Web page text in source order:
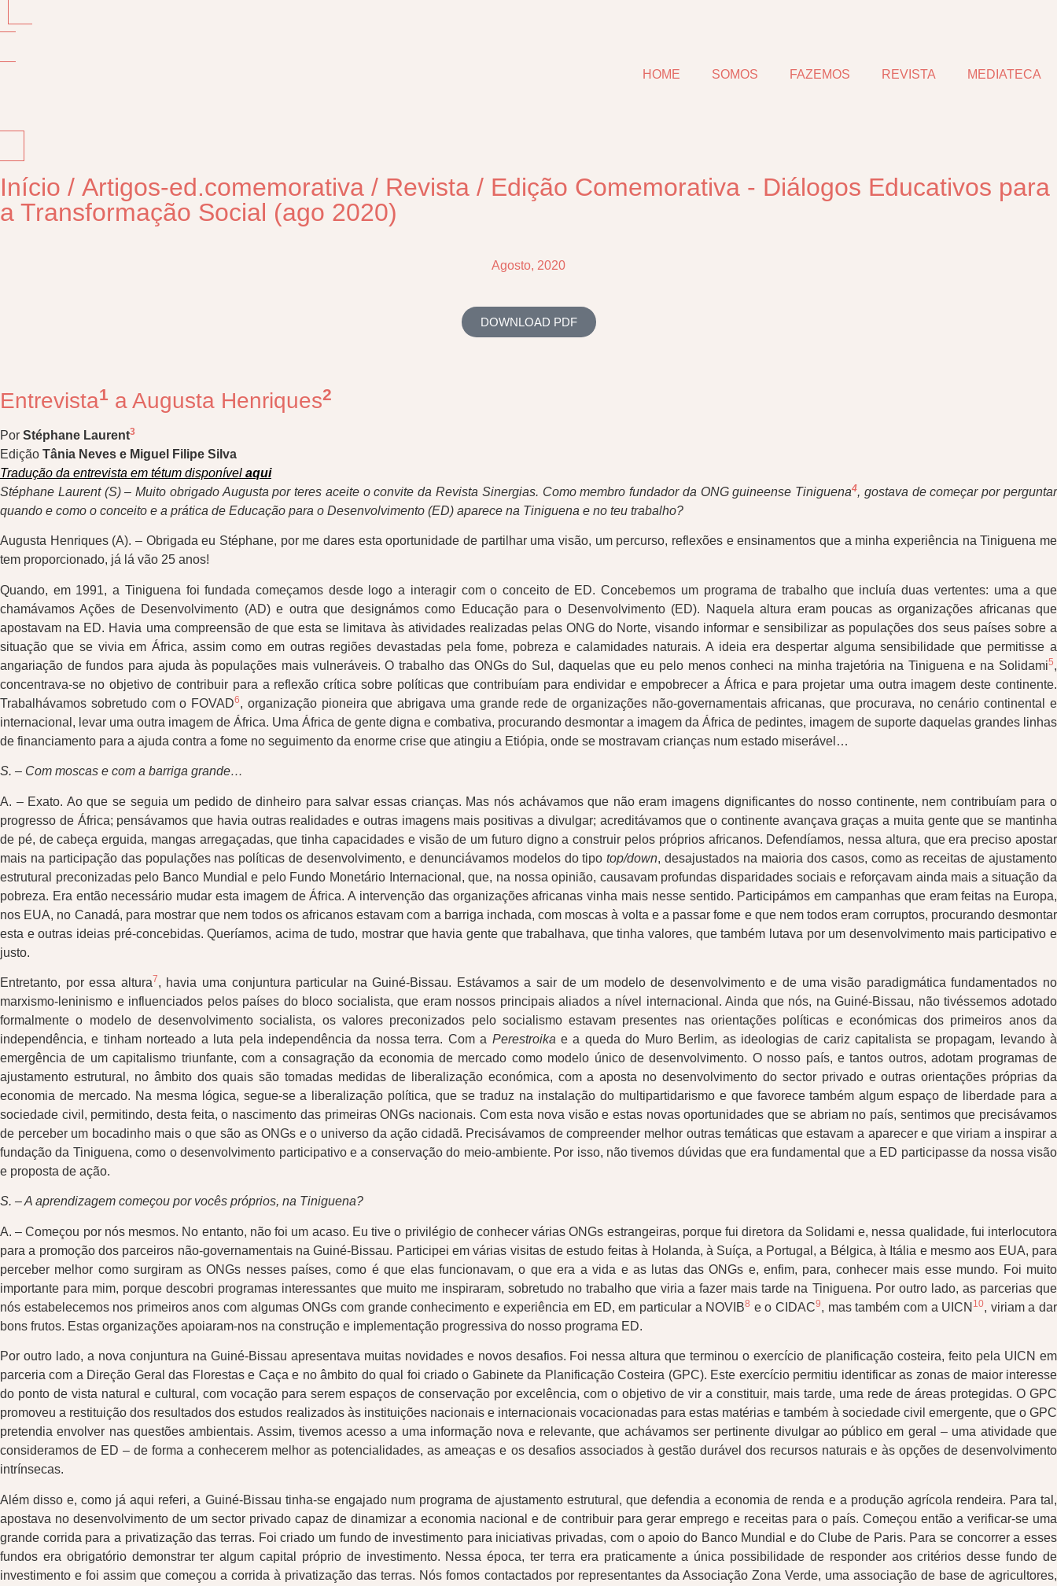
HOME SOMOS FAZEMOS REVISTA MEDIATECA
Início / Artigos-ed.comemorativa / Revista / Edição Comemorativa - Diálogos Educativos para
a Transformação Social (ago 2020)
Agosto, 2020
DOWNLOAD PDF
Entrevista1 a Augusta Henriques2
Por Stéphane Laurent3
Edição Tânia Neves e Miguel Filipe Silva
Tradução da entrevista em tétum disponível aqui
Stéphane Laurent (S) – Muito obrigado Augusta por teres aceite o convite da Revista Sinergias. Como membro fundador da ONG guineense Tiniguena4, gostava de começar por perguntar
quando e como o conceito e a prática de Educação para o Desenvolvimento (ED) aparece na Tiniguena e no teu trabalho?
Augusta Henriques (A). – Obrigada eu Stéphane, por me dares esta oportunidade de partilhar uma visão, um percurso, reflexões e ensinamentos que a minha experiência na Tiniguena me
tem proporcionado, já lá vão 25 anos!
Quando, em 1991, a Tiniguena foi fundada começamos desde logo a interagir com o conceito de ED. Concebemos um programa de trabalho que incluía duas vertentes: uma a que
chamávamos Ações de Desenvolvimento (AD) e outra que designámos como Educação para o Desenvolvimento (ED). Naquela altura eram poucas as organizações africanas que
apostavam na ED. Havia uma compreensão de que esta se limitava às atividades realizadas pelas ONG do Norte, visando informar e sensibilizar as populações dos seus países sobre a
situação que se vivia em África, assim como em outras regiões devastadas pela fome, pobreza e calamidades naturais. A ideia era despertar alguma sensibilidade que permitisse a
angariação de fundos para ajuda às populações mais vulneráveis. O trabalho das ONGs do Sul, daquelas que eu pelo menos conheci na minha trajetória na Tiniguena e na Solidami5,
concentrava-se no objetivo de contribuir para a reflexão crítica sobre políticas que contribuíam para endividar e empobrecer a África e para projetar uma outra imagem deste continente.
Trabalhávamos sobretudo com o FOVAD6, organização pioneira que abrigava uma grande rede de organizações não-governamentais africanas, que procurava, no cenário continental e
internacional, levar uma outra imagem de África. Uma África de gente digna e combativa, procurando desmontar a imagem da África de pedintes, imagem de suporte daquelas grandes linhas
de financiamento para a ajuda contra a fome no seguimento da enorme crise que atingiu a Etiópia, onde se mostravam crianças num estado miserável…
S. – Com moscas e com a barriga grande…
A. – Exato. Ao que se seguia um pedido de dinheiro para salvar essas crianças. Mas nós achávamos que não eram imagens dignificantes do nosso continente, nem contribuíam para o
progresso de África; pensávamos que havia outras realidades e outras imagens mais positivas a divulgar; acreditávamos que o continente avançava graças a muita gente que se mantinha
de pé, de cabeça erguida, mangas arregaçadas, que tinha capacidades e visão de um futuro digno a construir pelos próprios africanos. Defendíamos, nessa altura, que era preciso apostar
mais na participação das populações nas políticas de desenvolvimento, e denunciávamos modelos do tipotop/down, desajustados na maioria dos casos, como as receitas de ajustamento
estrutural preconizadas pelo Banco Mundial e pelo Fundo Monetário Internacional, que, na nossa opinião, causavam profundas disparidades sociais e reforçavam ainda mais a situação da
pobreza. Era então necessário mudar esta imagem de África. A intervenção das organizações africanas vinha mais nesse sentido. Participámos em campanhas que eram feitas na Europa,
nos EUA, no Canadá, para mostrar que nem todos os africanos estavam com a barriga inchada, com moscas à volta e a passar fome e que nem todos eram corruptos, procurando desmontar
esta e outras ideias pré-concebidas. Queríamos, acima de tudo, mostrar que havia gente que trabalhava, que tinha valores, que também lutava por um desenvolvimento mais participativo e
justo.
Entretanto, por essa altura7, havia uma conjuntura particular na Guiné-Bissau. Estávamos a sair de um modelo de desenvolvimento e de uma visão paradigmática fundamentados no
marxismo-leninismo e influenciados pelos países do bloco socialista, que eram nossos principais aliados a nível internacional. Ainda que nós, na Guiné-Bissau, não tivéssemos adotado
formalmente o modelo de desenvolvimento socialista, os valores preconizados pelo socialismo estavam presentes nas orientações políticas e económicas dos primeiros anos da
independência, e tinham norteado a luta pela independência da nossa terra. Com a Perestroika e a queda do Muro Berlim, as ideologias de cariz capitalista se propagam, levando à
emergência de um capitalismo triunfante, com a consagração da economia de mercado como modelo único de desenvolvimento. O nosso país, e tantos outros, adotam programas de
ajustamento estrutural, no âmbito dos quais são tomadas medidas de liberalização económica, com a aposta no desenvolvimento do sector privado e outras orientações próprias da
economia de mercado. Na mesma lógica, segue-se a liberalização política, que se traduz na instalação do multipartidarismo e que favorece também algum espaço de liberdade para a
sociedade civil, permitindo, desta feita, o nascimento das primeiras ONGs nacionais. Com esta nova visão e estas novas oportunidades que se abriam no país, sentimos que precisávamos
de perceber um bocadinho mais o que são as ONGs e o universo da ação cidadã. Precisávamos de compreender melhor outras temáticas que estavam a aparecer e que viriam a inspirar a
fundação da Tiniguena, como o desenvolvimento participativo e a conservação do meio-ambiente. Por isso, não tivemos dúvidas que era fundamental que a ED participasse da nossa visão
e proposta de ação.
S. – A aprendizagem começou por vocês próprios, na Tiniguena?
A. – Começou por nós mesmos. No entanto, não foi um acaso. Eu tive o privilégio de conhecer várias ONGs estrangeiras, porque fui diretora da Solidami e, nessa qualidade, fui interlocutora
para a promoção dos parceiros não-governamentais na Guiné-Bissau. Participei em várias visitas de estudo feitas à Holanda, à Suíça, a Portugal, a Bélgica, à Itália e mesmo aos EUA, para
perceber melhor como surgiram as ONGs nesses países, como é que elas funcionavam, o que era a vida e as lutas das ONGs e, enfim, para, conhecer mais esse mundo. Foi muito
importante para mim, porque descobri programas interessantes que muito me inspiraram, sobretudo no trabalho que viria a fazer mais tarde na Tiniguena. Por outro lado, as parcerias que
nós estabelecemos nos primeiros anos com algumas ONGs com grande conhecimento e experiência em ED, em particular a NOVIB8 e o CIDAC9, mas também com a UICN 10, viriam a dar
bons frutos. Estas organizações apoiaram-nos na construção e implementação progressiva do nosso programa ED.
Por outro lado, a nova conjuntura na Guiné-Bissau apresentava muitas novidades e novos desafios. Foi nessa altura que terminou o exercício de planificação costeira, feito pela UICN em
parceria com a Direção Geral das Florestas e Caça e no âmbito do qual foi criado o Gabinete da Planificação Costeira (GPC). Este exercício permitiu identificar as zonas de maior interesse
do ponto de vista natural e cultural, com vocação para serem espaços de conservação por excelência, com o objetivo de vir a constituir, mais tarde, uma rede de áreas protegidas. O GPC
promoveu a restituição dos resultados dos estudos realizados às instituições nacionais e internacionais vocacionadas para estas matérias e também à sociedade civil emergente, que o GPC
pretendia envolver nas questões ambientais. Assim, tivemos acesso a uma informação nova e relevante, que achávamos ser pertinente divulgar ao público em geral – uma atividade que
consideramos de ED – de forma a conhecerem melhor as potencialidades, as ameaças e os desafios associados à gestão durável dos recursos naturais e às opções de desenvolvimento
intrínsecas.
Além disso e, como já aqui referi, a Guiné-Bissau tinha-se engajado num programa de ajustamento estrutural, que defendia a economia de renda e a produção agrícola rendeira. Para tal,
apostava no desenvolvimento de um sector privado capaz de dinamizar a economia nacional e de contribuir para gerar emprego e receitas para o país. Começou então a verificar-se uma
grande corrida para a privatização das terras. Foi criado um fundo de investimento para iniciativas privadas, com o apoio do Banco Mundial e do Clube de Paris. Para se concorrer a esses
fundos era obrigatório demonstrar ter algum capital próprio de investimento. Nessa época, ter terra era praticamente a única possibilidade de responder aos critérios desse fundo de
investimento e foi assim que começou a corrida à privatização das terras. Nós fomos contactados por representantes da Associação Zona Verde, uma associação de base de agricultores,